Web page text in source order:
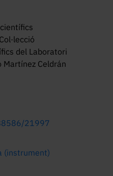
del Laboratori
Martínez Celdrán
21997
(instrument)